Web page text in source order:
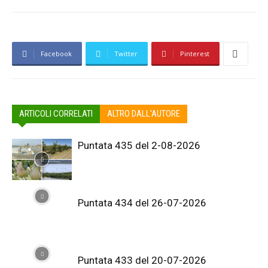
Facebook Twitter Pinterest
ARTICOLI CORRELATI ALTRO DALL'AUTORE
Puntata 435 del 2-08-2026
Puntata 434 del 26-07-2026
Puntata 433 del 20-07-2026